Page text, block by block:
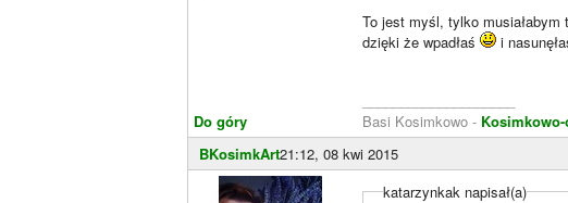
Do góry
To jest myśl, tylko
dzięki że wpadłaś
i
Basi Kosimkowo -
BKosimkArt21:12, 08 kwi 2015
katarzynkak napisał(a)